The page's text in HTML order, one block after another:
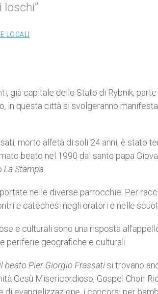
loschi”
LOCALI
già capitale dello Stato di Rybnik,
in questa città si svolgeranno
morto all’età di soli 24 anni, è stato
beato nel 1990 dal santo papa
La Stampa
nelle diverse parrocchie. Per
e catechesi negli oratori e nelle
e culturali sono una risposta
periferie geografiche e culturali.
beato Pier Giorgio Frassatisi trovano
Gesù Misericordioso, Gospel Choir
di evangelizzazione, i concorsi per